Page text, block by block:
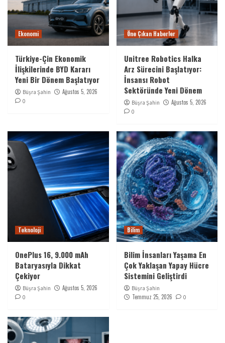
Ekonomi
Türkiye-Çin Ekonomik
İlişkilerinde BYD Kararı
Yeni Bir Dönem Başlatıyor
Büşra Şahin Ağustos 5, 2026
0
Öne Çıkan Haberler
Unitree Robotics Halka
Arz Sürecini Başlatıyor:
İnsansı Robot
Sektöründe Yeni Dönem
Büşra Şahin Ağustos 5, 2026
0
Teknoloji
OnePlus 16, 9.000 mAh
Bataryasıyla Dikkat
Çekiyor
Büşra Şahin Ağustos 5, 2026
0
Bilim
Bilim İnsanları Yaşama En
Çok Yaklaşan Yapay Hücre
Sistemini Geliştirdi
Büşra Şahin
Temmuz 25, 2026 0